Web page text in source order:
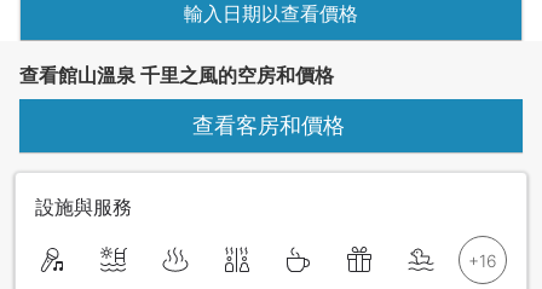
輸入日期以查看價格
查看館山溫泉 千里之風的空房和價格
查看客房和價格
設施與服務